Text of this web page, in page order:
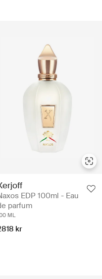
EDP 100ml - Eau
parfum
ML
kr